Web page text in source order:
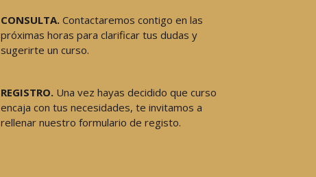
CONSULTA. Contactaremos contigo en las
próximas horas para clarificar tus dudas y
sugerirte un curso.
REGISTRO. Una vez hayas decidido que curso
encaja con tus necesidades, te invitamos a
rellenar nuestro formulario de registo.